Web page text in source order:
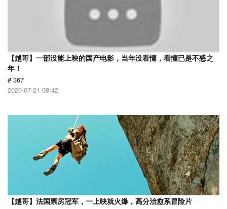
【越哥】一部没能上映的国产电影，当年没看懂，看懂已是不惑之
年！
# 367
2020-07-21 08:42
【越哥】法国票房冠军，一上映就火爆，高分治愈系冒险片